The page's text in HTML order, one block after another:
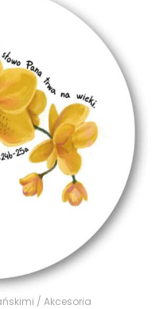
/ Akcesoria